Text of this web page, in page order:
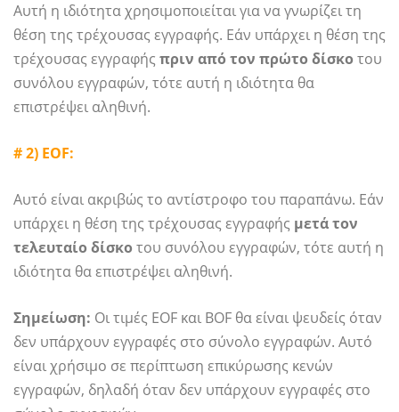
Αυτή η ιδιότητα χρησιμοποιείται για να γνωρίζει τη
θέση της τρέχουσας εγγραφής. Εάν υπάρχει η θέση της
τρέχουσας εγγραφής πριν από τον πρώτο δίσκο του
συνόλου εγγραφών, τότε αυτή η ιδιότητα θα
επιστρέψει αληθινή.
# 2) EOF:
Αυτό είναι ακριβώς το αντίστροφο του παραπάνω. Εάν
υπάρχει η θέση της τρέχουσας εγγραφής μετά τον
τελευταίο δίσκο του συνόλου εγγραφών, τότε αυτή η
ιδιότητα θα επιστρέψει αληθινή.
Σημείωση: Οι τιμές EOF και BOF θα είναι ψευδείς όταν
δεν υπάρχουν εγγραφές στο σύνολο εγγραφών. Αυτό
είναι χρήσιμο σε περίπτωση επικύρωσης κενών
εγγραφών, δηλαδή όταν δεν υπάρχουν εγγραφές στο